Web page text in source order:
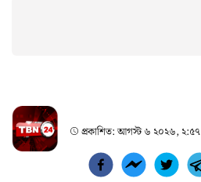
প্রকাশিত:আগস্ট ৬ ২০২৬, ২:৫৭